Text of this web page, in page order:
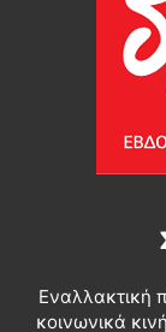
Εναλλακτική
κοινωνικά